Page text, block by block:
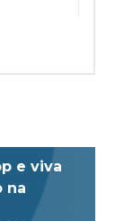
e viva
na